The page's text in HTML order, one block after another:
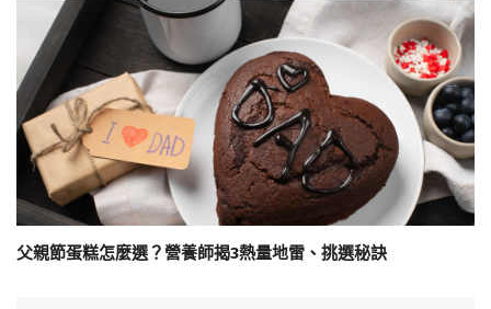
父親節蛋糕怎麼選？營養師揭3熱量地雷、挑選秘訣